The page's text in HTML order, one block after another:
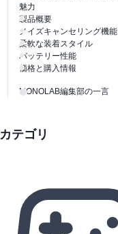
魅力
製品概要
ノイズキャンセリング機能
柔軟な装着スタイル
バッテリー性能
価格と購入情報
MONOLAB編集部の一言
カテゴリ